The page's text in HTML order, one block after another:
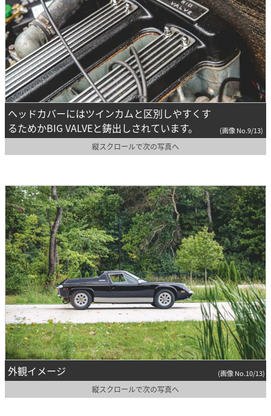
ヘッドカバーにはツインカムと区別しやすくす
るためかBIG VALVEと鋳出しされています。
(画像 No.9/13)
縦スクロールで次の写真へ
外観イメージ (画像 No.10/13)
縦スクロールで次の写真へ